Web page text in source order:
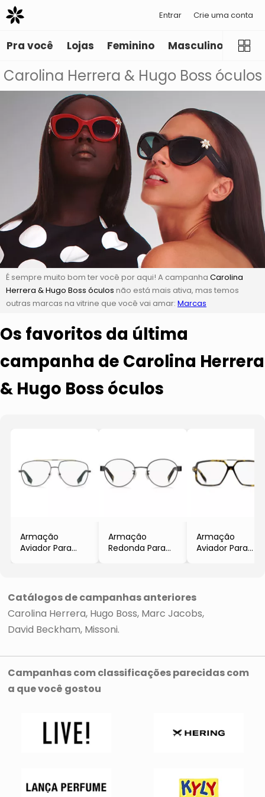
Entrar Crie uma conta
Pra você Lojas Feminino Masculino
Carolina Herrera & Hugo Boss óculos
É sempre muito bom ter você por aqui! A campanha Carolina
Herrera & Hugo Boss óculos não está mais ativa, mas temos
outras marcas na vitrine que você vai amar: Marcas
Os favoritos da última
campanha de Carolina Herrera
& Hugo Boss óculos
Armação
Aviador Para
- Marc Jacobs
Armação
Redonda Para
- Marc Jacobs
Armação
Aviador Para
Catálogos de campanhas anteriores
Carolina Herrera Hugo Boss Marc Jacobs
David Beckham Missoni
Campanhas com classificações parecidas com
a que você gostou